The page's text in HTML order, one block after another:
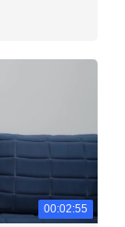
00:02:55